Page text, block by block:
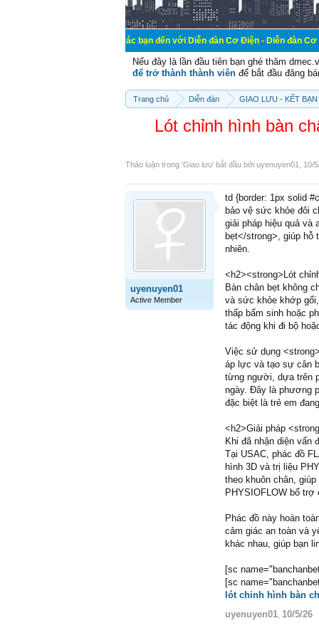
Chào mừng các bạn đến với Diễn đàn Cơ Điện - Diễn đàn Cơ điện là
Nếu đây là lần đầu tiên bạn ghé thăm
để trở thành thành viên để bắt đầu đăng
Trang chủ Diễn đàn GIAO LƯU - KẾT
Lót chỉnh hình bàn
Thảo luận trong 'Giao lưu' bắt đầu bởi uyenuyen01 10/
uyenuyen01
Active Member
td {border: 1px solid
bảo vệ sức khỏe đôi
giải pháp hiệu quả và
bẹt</strong>, giúp
nhiên.
<h2><strong>Lót
Bàn chân bẹt không
và sức khỏe khớp
thấp bẩm sinh hoặc
tác động khi đi bộ
Việc sử dụng
áp lực và tạo sự cân
từng người, dựa trên
ngày. Đây là phương
đặc biệt là trẻ em
<h2>Giải pháp
Khi đã nhận diện vấn
Tại USAC, phác đồ
hình 3D và trị liệu
theo khuôn chân,
PHYSIOFLOW bổ
Phác đồ này hoàn
cảm giác an toàn và
khác nhau, giúp bạn
[sc
[sc
lót chỉnh hình bàn
uyenuyen01 10/5/26